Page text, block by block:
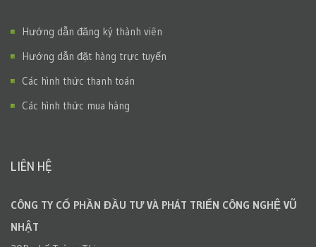
Hướng dẫn đăng ký thành viên
Hướng dẫn đặt hàng trực tuyến
Các hình thức thanh toán
Các hình thức mua hàng
LIÊN HỆ
CÔNG TY CỔ PHẦN ĐẦU TƯ VÀ PHÁT TRIỂN CÔNG NGHỆ VŨ
NHẬT